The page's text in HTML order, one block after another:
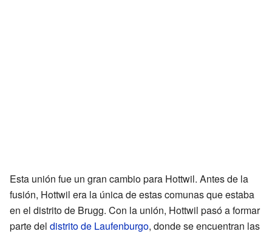
Esta unión fue un gran cambio para Hottwil. Antes de la
fusión, Hottwil era la única de estas comunas que estaba
en el distrito de Brugg. Con la unión, Hottwil pasó a formar
parte del distrito de Laufenburgo, donde se encuentran las